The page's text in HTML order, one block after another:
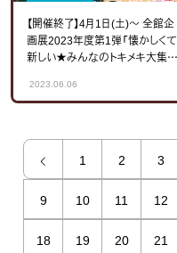
【開催終了】4月1日(土)～ 全館企
画展2023年度第1弾「懐かしくて
新しい★みんなのトキメキ大集
2023.06.06
1 2 3
9 10 11 12
18 19 20 21